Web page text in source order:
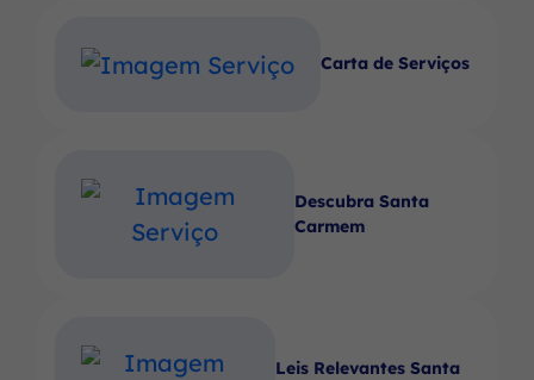
Carta de Serviços
Descubra Santa
Carmem
Leis Relevantes Santa